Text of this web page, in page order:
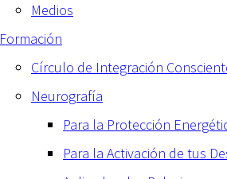
Medios
Formación
Círculo de Integración
Neurografía
Para la Protección
Para la Activación de tus